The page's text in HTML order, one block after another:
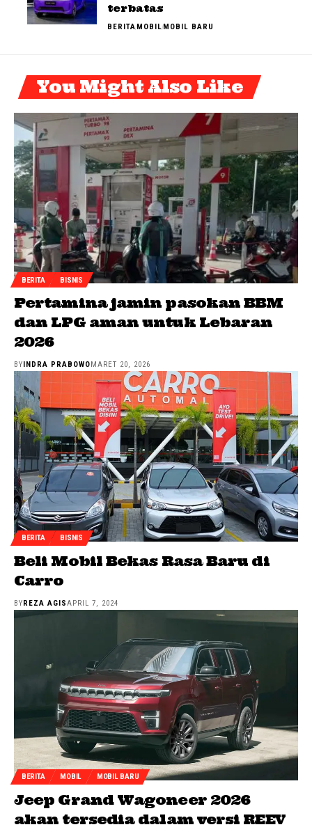
terbatas
BERITAMOBILMOBIL BARU
You Might Also Like
BERITA BISNIS
Pertamina jamin pasokan BBM
dan LPG aman untuk Lebaran
2026
BY INDRA PRABOWO MARET 20, 2026
BERITA BISNIS
Beli Mobil Bekas Rasa Baru di
Carro
BYREZA AGISAPRIL 7, 2024
BERITA MOBIL MOBIL BARU
Jeep Grand Wagoneer 2026
akan tersedia dalam versi REEV